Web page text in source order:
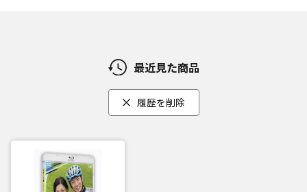
最近見た商品
履歴を削除